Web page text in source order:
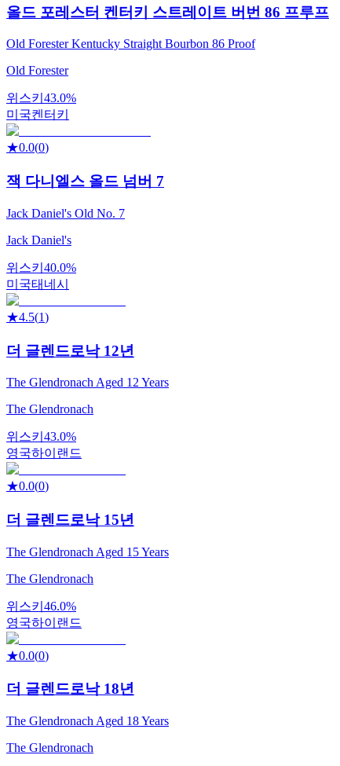
올드 포레스터 켄터키 스트레이트 버번 86 프루프
Old Forester Kentucky Straight Bourbon 86 Proof
Old Forester
위스키 43.0%
미국켄터키
★0.0(0)
잭 다니엘스 올드 넘버 7
Jack Daniel's Old No. 7
Jack Daniel's
위스키 40.0%
미국태네시
★4.5(1)
더 글렌드로낙 12년
The Glendronach Aged 12 Years
The Glendronach
위스키 43.0%
영국하이랜드
★0.0(0)
더 글렌드로낙 15년
The Glendronach Aged 15 Years
The Glendronach
위스키 46.0%
영국하이랜드
★0.0(0)
더 글렌드로낙 18년
The Glendronach Aged 18 Years
The Glendronach